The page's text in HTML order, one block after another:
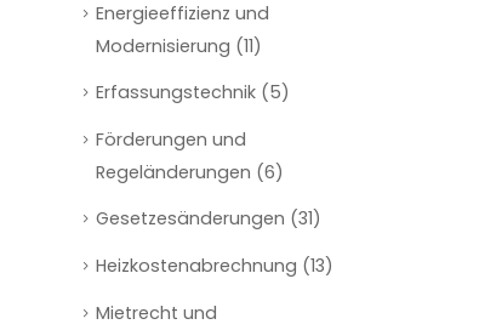
Energieeffizienz und
Modernisierung (11)
Erfassungstechnik (5)
Förderungen und
Regeländerungen (6)
Gesetzesänderungen (31)
Heizkostenabrechnung (13)
Mietrecht und